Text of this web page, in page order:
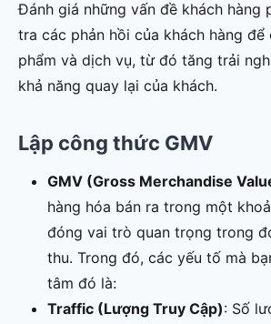
Đánh giá những vấn đề khách hàng
tra các phản hồi của khách hàng để
phẩm và dịch vụ, từ đó tăng trải
khả năng quay lại của khách.
Lập công thức GMV
GMV (Gross Merchandise
hàng hóa bán ra trong một
đóng vai trò quan trọng trong
thu. Trong đó, các yếu tố mà
tâm đó là:
Traffic (Lượng Truy Cập): Số